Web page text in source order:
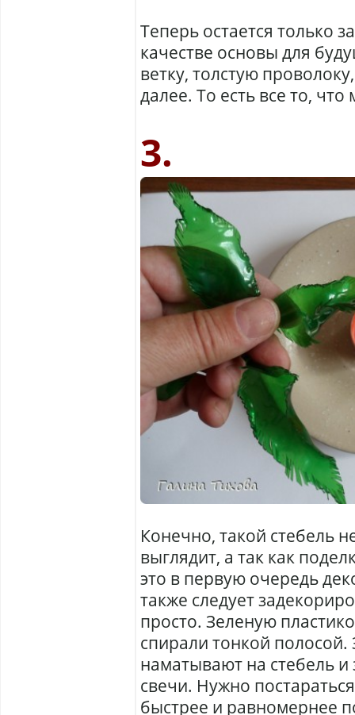
Теперь остается только
качестве основы для
ветку, толстую
далее. То есть все то,
3.
Конечно, такой стебель
выглядит, а так как
это в первую очередь
также следует
просто. Зеленую
спирали тонкой
наматывают на стебель
свечи. Нужно
быстрее и равномернее